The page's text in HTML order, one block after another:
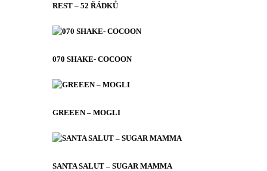
REST – 52 ŘÁDKŮ
070 SHAKE- COCOON
GREEEN – MOGLI
SANTA SALUT – SUGAR MAMMA